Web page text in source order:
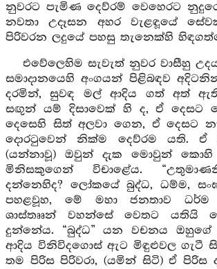
නුවරට පැමිණ දෙව්රම් වෙහෙරට
නවතා උදෑසන අහර වැළඳූයේ
පිරිවරන ලදුයේ පහසු තැනෙක්හි
එවේලෙහිම සැවැත් නුවර වාසීහු
සමාදානයෙහි අංගයන් පිළිබඳව
දරමින්, සුවඳ මල් ආදිය ගත් අත්
සඟුන් යම් දිසාවෙක් හි ද, ඒ දෙසට
දෙසෙහි සිත් අලවා ගෙන, ඒ දෙසට
දොරටුවෙන් නික්ම දෙව්රම යති. ඒ
(යන්නාවූ) ඔවුන් දැක මොවුන් කොහි
මිනිසකුගෙන් විචාළේය.
දන්නෙහිද? ලෝකයේ බුද්ධ, ධම්ම,
පහළවූහ, මේ මහා ජනතාව ධර්ම
ශාස්තෲන් වහන්සේ වෙතට යතියි
දුන්නේය. “බුද්ධ” යන වචනය ඔහුගේ
ආදිය විනිවිදගොස් ඇට මිඳුළුවල ගැටී
තම පිරිස පිරිවරා, (යමින් සිටි) ඒ පිරිස